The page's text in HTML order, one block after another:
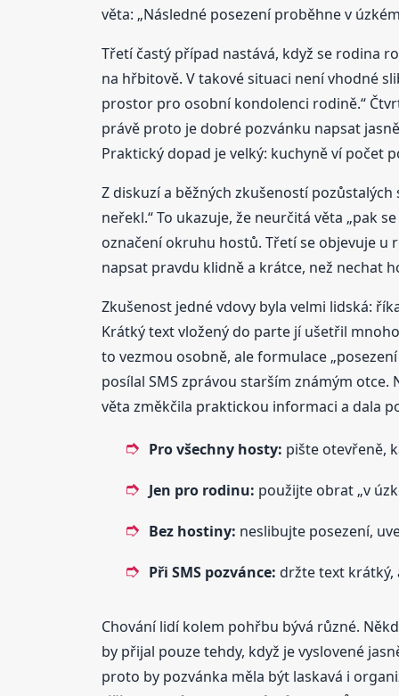
věta: „Následné posezení proběhne v
Třetí častý případ nastává, když se rodina
na hřbitově. V takové situaci není vhodné
prostor pro osobní kondolenci rodině.“
právě proto je dobré pozvánku napsat
Praktický dopad je velký: kuchyně ví počet
Z diskuzí a běžných zkušeností
neřekl.“ To ukazuje, že neurčitá věta „pak
označení okruhu hostů. Třetí se objevuje u
napsat pravdu klidně a krátce, než nechat
Zkušenost jedné vdovy byla velmi lidská:
Krátký text vložený do parte jí ušetřil
to vezmou osobně, ale formulace
posílal SMS zprávou starším známým otce.
věta změkčila praktickou informaci a dala
Pro všechny hosty: pište otevřeně,
Jen pro rodinu: použijte obrat „v
Bez hostiny: neslibujte posezení,
Při SMS pozvánce: držte text krátký,
Chování lidí kolem pohřbu bývá různé.
by přijal pouze tehdy, když je vyslovené
proto by pozvánka měla být laskavá i